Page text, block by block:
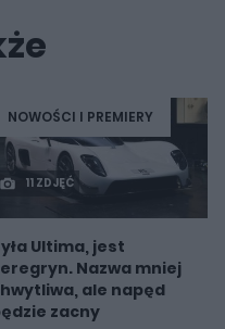
NOWOŚCI I PREMIERY
11 ZDJĘĆ
Ultima, jest
Nazwa mniej
ale napęd
zacny